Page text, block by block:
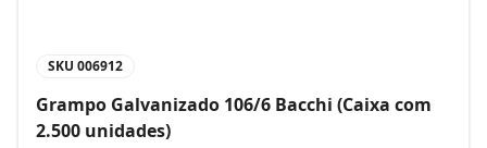
SKU 006912
Grampo Galvanizado 106/6 Bacchi (Caixa com
2.500 unidades)